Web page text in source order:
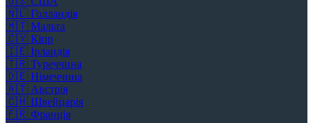
🇳🇱 Голландія
🇲🇹 Мальта
🇨🇾 Кіпр
🇮🇪 Ірландія
🇹🇷 Туреччина
🇩🇪 Німеччина
🇦🇹 Австрія
🇨🇭 Швейцарія
🇫🇷 Франція